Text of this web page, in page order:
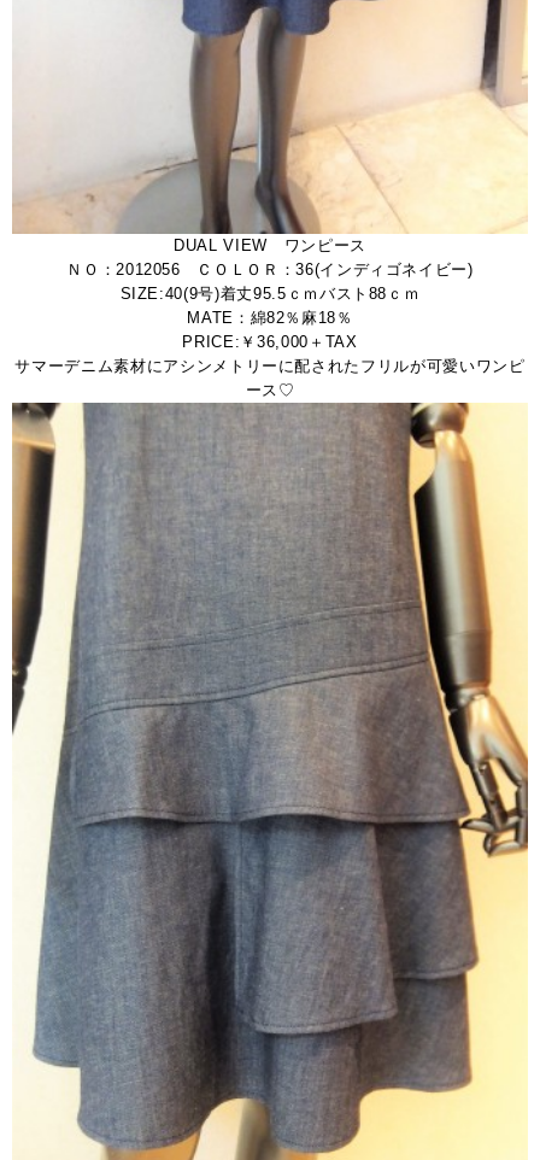
DUAL VIEW ワンピース
ＮＯ：2012056 ＣＯＬＯＲ：36(インディゴネイビー)
SIZE:40(9号)着丈95.5ｃｍバスト88ｃｍ
MATE：綿82％麻18％
PRICE:￥36,000＋TAX
サマーデニム素材にアシンメトリーに配されたフリルが可愛いワンピ
ース♡